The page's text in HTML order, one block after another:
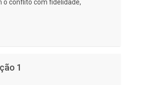
o conflito com fidelidade,
1